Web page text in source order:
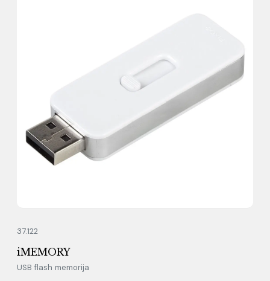
37.122
iMEMORY
USB flash memorija